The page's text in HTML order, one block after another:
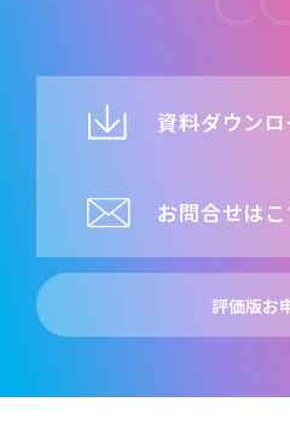
資料ダウン
お問合せは
評価版お